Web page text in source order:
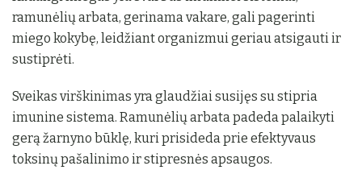
ramunėlių arbata, gerinama vakare, gali pagerinti
miego kokybę, leidžiant organizmui geriau atsigauti ir
sustiprėti.
Sveikas virškinimas yra glaudžiai susijęs su stipria
imunine sistema. Ramunėlių arbata padeda palaikyti
gerą žarnyno būklę, kuri prisideda prie efektyvaus
toksinų pašalinimo ir stipresnės apsaugos.